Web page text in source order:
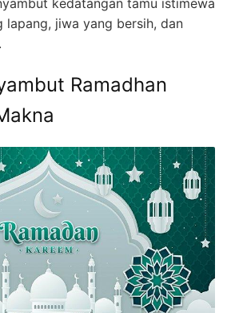
kedatangan tamu istimewa
lapang, jiwa yang bersih, dan
Ramadhan